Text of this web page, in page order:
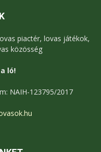
piactér, lovas játékok,
közösség
ló!
NAIH-123795/2017